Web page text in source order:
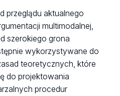
przeglądu aktualnego
multimodalnej,
szerokiego grona
wykorzystywane do
teoretycznych, które
do projektowania
procedur